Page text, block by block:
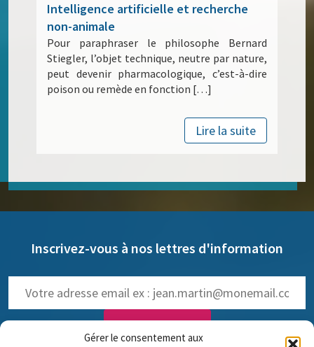
Gérer le consentement aux
Intelligence artificielle et recherche
non-animale
Pour paraphraser le philosophe Bernard
Stiegler, l’objet technique, neutre par nature,
peut devenir pharmacologique, c’est-à-dire
poison ou remède en fonction […]
Lire la suite
Inscrivez-vous à nos lettres d'information